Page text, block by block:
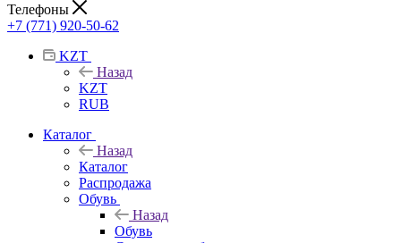
Телефоны
+7 (771) 920-50-62
KZT
Назад
KZT
RUB
Каталог
Назад
Каталог
Распродажа
Обувь
Назад
Обувь